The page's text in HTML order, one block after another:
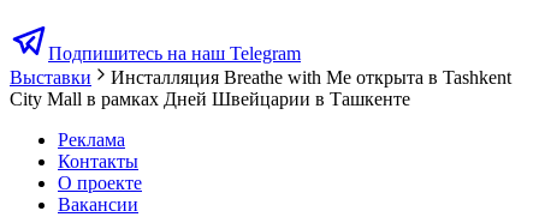
Подпишитесь на наш Telegram
Выставки
Инсталляция Breathe with Me открыта в Tashkent
City Mall в рамках Дней Швейцарии в Ташкенте
Реклама
Контакты
О проекте
Вакансии